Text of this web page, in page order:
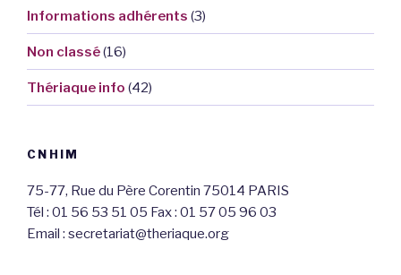
Informations adhérents (3)
Non classé(16)
Thériaque info (42)
CNHIM
75-77, Rue du Père Corentin 75014 PARIS
Tél : 01 56 53 51 05 Fax : 01 57 05 96 03
Email : secretariat@theriaque.org